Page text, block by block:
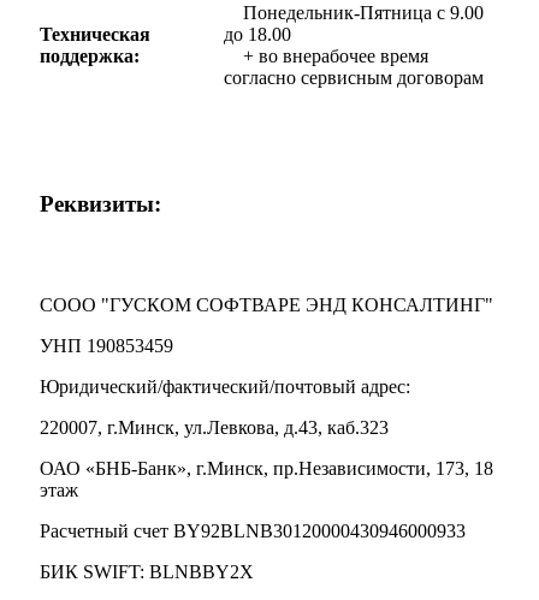
Техническая
поддержка:
Понедельник-Пятница с 9.00
до 18.00
+ во внерабочее время
согласно сервисным договорам
Реквизиты:
СООО "ГУСКОМ СОФТВАРЕ ЭНД КОНСАЛТИНГ"
УНП 190853459
Юридический/фактический/почтовый адрес:
220007, г.Минск, ул.Левкова, д.43, каб.323
ОАО «БНБ-Банк», г.Минск, пр.Независимости, 173, 18
этаж
Расчетный счет BY92BLNB30120000430946000933
БИК SWIFT: BLNBBY2X